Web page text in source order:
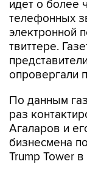
идет о более
телефонных
электронной
твиттере.
опровергали
По данным
раз
Агаларов и
бизнесмена
Trump Tower в